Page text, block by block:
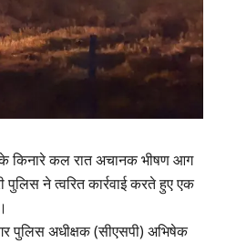
के किनारे कल रात अचानक भीषण आग
ने त्वरित कार्रवाई करते हुए एक
पुलिस अधीक्षक (सीएसपी) अभिषेक